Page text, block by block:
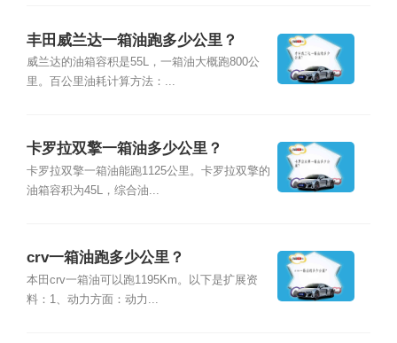
丰田威兰达一箱油跑多少公里？
威兰达的油箱容积是55L，一箱油大概跑800公
里。百公里油耗计算方法：...
卡罗拉双擎一箱油多少公里？
卡罗拉双擎一箱油能跑1125公里。卡罗拉双擎的
油箱容积为45L，综合油...
crv一箱油跑多少公里？
本田crv一箱油可以跑1195Km。以下是扩展资
料：1、动力方面：动力...